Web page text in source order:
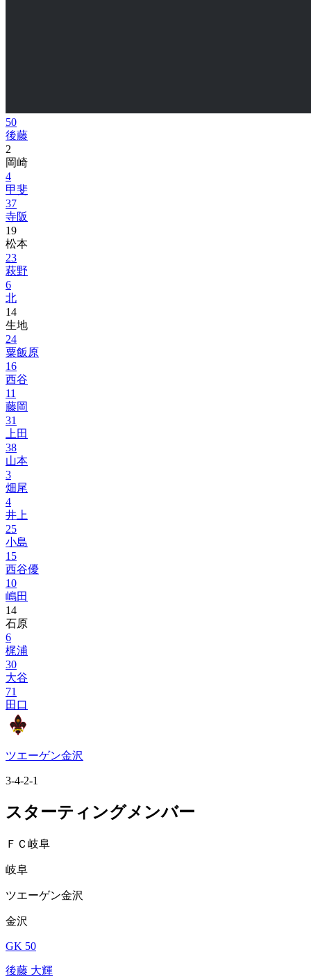
50
後藤
2
岡崎
4
甲斐
37
寺阪
19
松本
23
萩野
6
北
14
生地
24
粟飯原
16
西谷
11
藤岡
31
上田
38
山本
3
畑尾
4
井上
25
小島
15
西谷優
10
嶋田
14
石原
6
梶浦
30
大谷
71
田口
ツエーゲン金沢
3-4-2-1
スターティングメンバー
ＦＣ岐阜
岐阜
ツエーゲン金沢
金沢
GK 50
後藤 大輝